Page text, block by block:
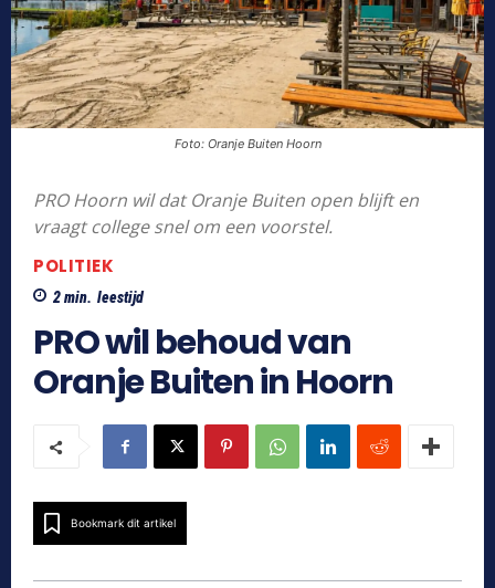
Foto: Oranje Buiten Hoorn
PRO Hoorn wil dat Oranje Buiten open blijft en
vraagt college snel om een voorstel.
POLITIEK
2min. leestijd
PRO wil behoud van
Oranje Buiten in Hoorn
Bookmark dit artikel